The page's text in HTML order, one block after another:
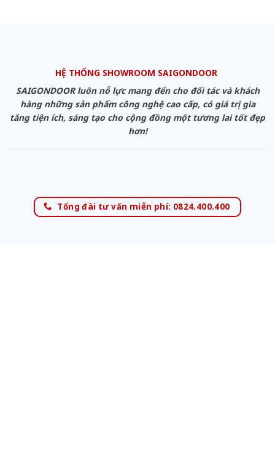
HỆ THỐNG SHOWROOM SAIGONDOOR
SAIGONDOOR luôn nỗ lực mang đến cho đối tác và khách
hàng những sản phẩm công nghệ cao cấp, có giá trị gia
tăng tiện ích, sáng tạo cho cộng đồng một tương lai tốt đẹp
hơn!
Tổng đài tư vấn miễn phí: 0824.400.400